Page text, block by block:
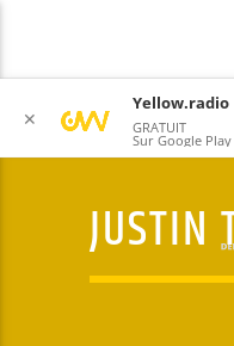
JUSTIN
✕
Yellow.radio
GRATUIT
Sur Google Play